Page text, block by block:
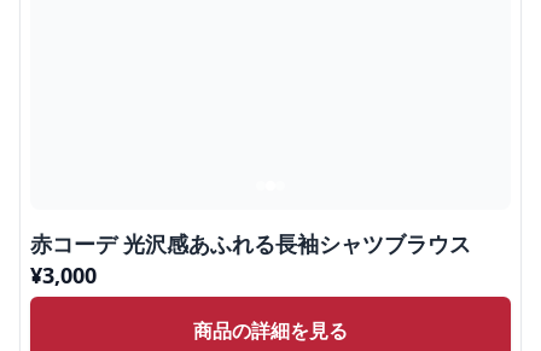
赤コーデ 光沢感あふれる長袖シャツブラウス
¥3,000
商品の詳細を見る